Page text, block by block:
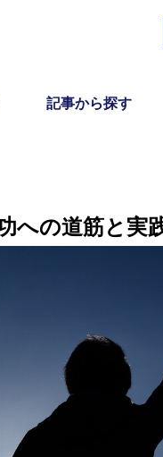
記事から探す
の道筋と実